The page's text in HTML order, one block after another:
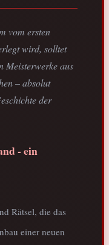
vom ersten
wird, solltet
Meisterwerke aus
– absolut
der
- ein
Rätsel, die das
einer neuen